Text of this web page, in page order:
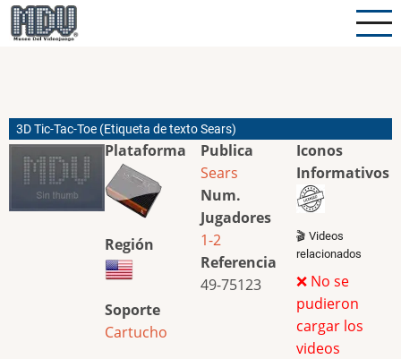
Pasar
al
3D Tic-Tac-Toe (Etiqueta de texto Sears)
Plataforma
Región
Soporte
Cartucho
Publica
Sears
Num.
Jugadores
1-2
Referencia
49-75123
Iconos
Informativos
🎬 Videos
relacionados
❌ No se
pudieron
cargar los
videos